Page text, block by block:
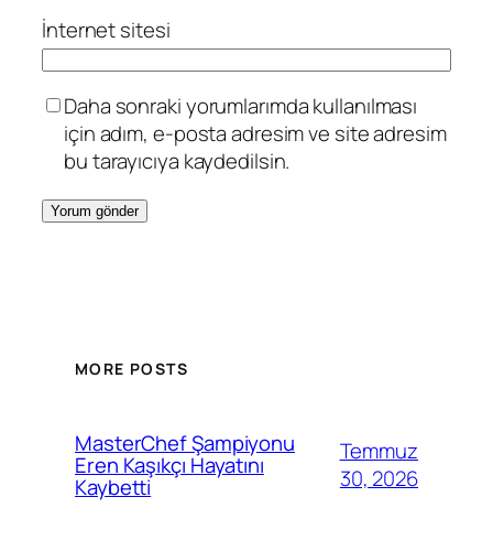
İnternet sitesi
Daha sonraki yorumlarımda kullanılması
için adım, e-posta adresim ve site adresim
bu tarayıcıya kaydedilsin.
MORE POSTS
MasterChef Şampiyonu
Eren Kaşıkçı Hayatını
Kaybetti
Temmuz
30, 2026